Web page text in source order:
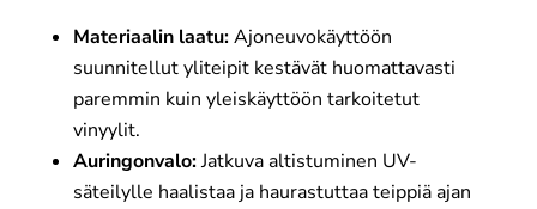
Materiaalin laatu:Ajoneuvokäyttöön
suunnitellut yliteipit kestävät huomattavasti
paremmin kuin yleiskäyttöön tarkoitetut
vinyylit.
Auringonvalo:Jatkuva altistuminen UV-
säteilylle haalistaa ja haurastuttaa teippiä ajan